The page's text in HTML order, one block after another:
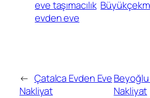
eve taşımacılık
evden eve
← Çatalca Evden Eve
Nakliyat
Nakliyat